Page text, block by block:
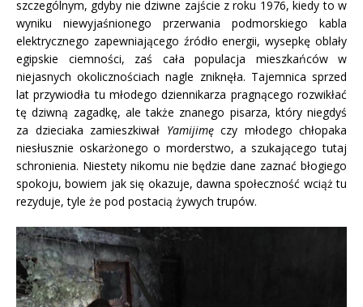
szczególnym, gdyby nie dziwne zajście z roku 1976, kiedy to w
wyniku niewyjaśnionego przerwania podmorskiego kabla
elektrycznego zapewniającego źródło energii, wysepkę oblały
egipskie ciemności, zaś cała populacja mieszkańców w
niejasnych okolicznościach nagle zniknęła. Tajemnica sprzed
lat przywiodła tu młodego dziennikarza pragnącego rozwikłać
tę dziwną zagadkę, ale także znanego pisarza, który niegdyś
za dzieciaka zamieszkiwał Yamijimęczy młodego chłopaka
niesłusznie oskarżonego o morderstwo, a szukającego tutaj
schronienia. Niestety nikomu nie będzie dane zaznać błogiego
spokoju, bowiem jak się okazuje, dawna społeczność wciąż tu
rezyduje, tyle że pod postacią żywych trupów.